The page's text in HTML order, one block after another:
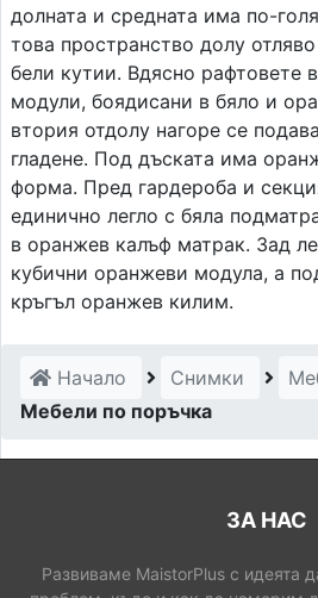
долната и средната има по-
това пространство долу
бели кутии. Вдясно рафтовете
модули, боядисани в бяло и
втория отдолу нагоре се
гладене. Под дъската има
форма. Пред гардероба и
единично легло с бяла
в оранжев калъф матрак. Зад
кубични оранжеви модула, а
кръгъл оранжев килим.
Начало Снимки
Мебели по поръчка
ЗА НАС
Развиваме MaistorPlus с идеята